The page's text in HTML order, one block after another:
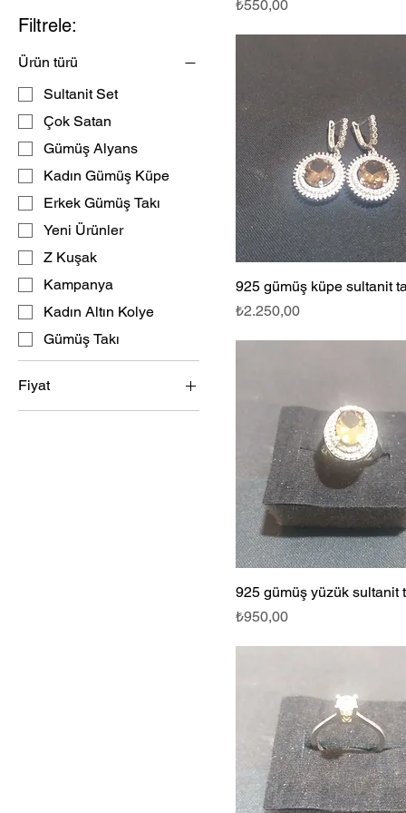
Filtrele:
Ürün türü
Sultanit Set
Çok Satan
Gümüş Alyans
Kadın Gümüş Küpe
Erkek Gümüş Takı
Yeni Ürünler
Z Kuşak
Kampanya
Kadın Altın Kolye
Gümüş Takı
Fiyat
Fiyat
₺550,00
925 gümüş küpe sultanit
Fiyat
₺2.250,00
925 gümüş yüzük sultanit
Fiyat
₺950,00